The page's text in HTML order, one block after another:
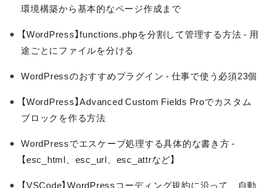
環境構築から基本的なページ作成まで
【WordPress】functions.phpを分割して管理する方法 - 用
途ごとにファイルを分ける
WordPressのおすすめプラグイン - 仕事で使う必須23個
【WordPress】Advanced Custom Fields Proでカスタム
ブロックを作る方法
WordPressでエスケープ処理する具体的な書き方 -
【esc_html、esc_url、esc_attrなど】
【VSCode】WordPressコーディング規約に沿って、自動